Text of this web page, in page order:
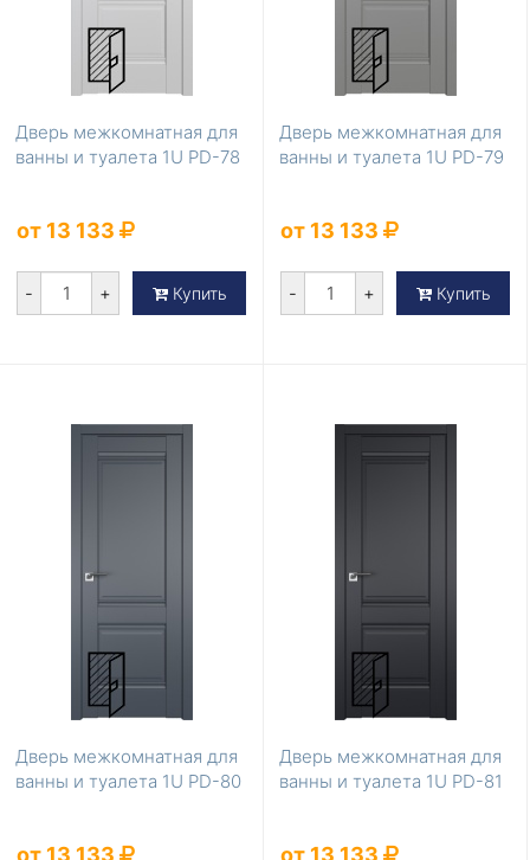
Дверь межкомнатная для
ванны и туалета 1U PD-78
от 13 133
- + Купить
Дверь межкомнатная для
ванны и туалета 1U PD-79
от 13 133
- + Купить
Дверь межкомнатная для
ванны и туалета 1U PD-80
Дверь межкомнатная для
ванны и туалета 1U PD-81